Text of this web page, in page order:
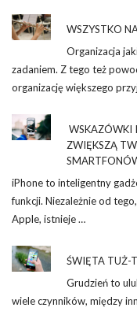
WSZYSTKO
Organizacja
zadaniem. Z tego też
organizację większego
WSKAZÓWKI
ZWIĘKSZĄ
iPhone to inteligentny
funkcji. Niezależnie od
Apple, istnieje …
ŚWIĘTA TUŻ-
Grudzień to
wiele czynników, między